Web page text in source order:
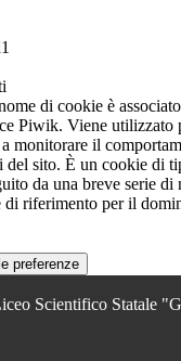
di cookie è
Piwik. Viene utilizzato
monitorare il
del sito. È un cookie di
da una breve serie di
di riferimento per il
preferenze
Scientifico Statale